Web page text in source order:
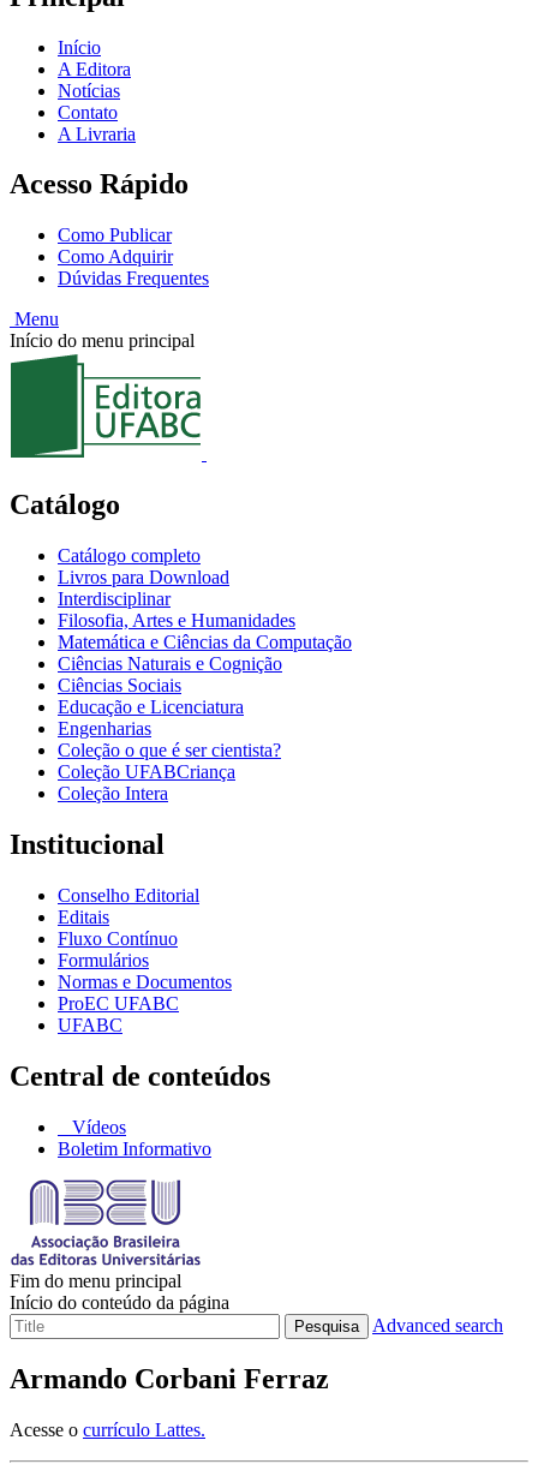
Início
A Editora
Notícias
Contato
A Livraria
Acesso Rápido
Como Publicar
Como Adquirir
Dúvidas Frequentes
Menu
Início do menu principal
Catálogo
Catálogo completo
Livros para Download
Interdisciplinar
Filosofia, Artes e Humanidades
Matemática e Ciências da Computação
Ciências Naturais e Cognição
Ciências Sociais
Educação e Licenciatura
Engenharias
Coleção o que é ser cientista?
Coleção UFABCriança
Coleção Intera
Institucional
Conselho Editorial
Editais
Fluxo Contínuo
Formulários
Normas e Documentos
ProEC UFABC
UFABC
Central de conteúdos
Vídeos
Boletim Informativo
Fim do menu principal
Início do conteúdo da página
Pesquisa Advanced search
Armando Corbani Ferraz
Acesse o currículo Lattes.